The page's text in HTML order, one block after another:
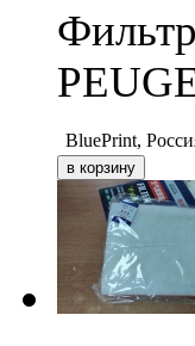
BluePrint,